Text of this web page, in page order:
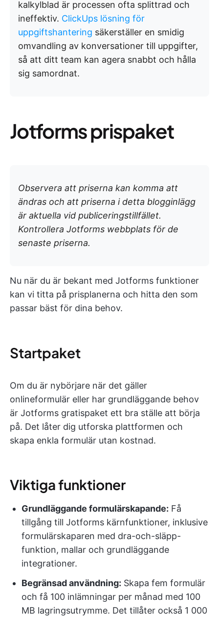
kalkylblad är processen ofta splittrad och
ineffektiv. ClickUps lösning för
uppgiftshantering säkerställer en smidig
omvandling av konversationer till uppgifter,
så att ditt team kan agera snabbt och hålla
sig samordnat.
Jotforms prispaket
Observera att priserna kan komma att
ändras och att priserna i detta blogginlägg
är aktuella vid publiceringstillfället.
Kontrollera Jotforms webbplats för de
senaste priserna.
Nu när du är bekant med Jotforms funktioner
kan vi titta på prisplanerna och hitta den som
passar bäst för dina behov.
Startpaket
Om du är nybörjare när det gäller
onlineformulär eller har grundläggande behov
är Jotforms gratispaket ett bra ställe att börja
på. Det låter dig utforska plattformen och
skapa enkla formulär utan kostnad.
Viktiga funktioner
Grundläggande formulärskapande: Få
tillgång till Jotforms kärnfunktioner, inklusive
formulärskaparen med dra-och-släpp-
funktion, mallar och grundläggande
integrationer.
Begränsad användning: Skapa fem formulär
och få 100 inlämningar per månad med 100
MB lagringsutrymme. Det tillåter också 1 000